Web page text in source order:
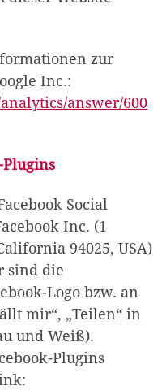
zur
Inc.:
answer/600
Social
Inc. (1
94025, USA)
sind die
Logo bzw. an
mir“, „Teilen“ in
und Weiß).
Plugins